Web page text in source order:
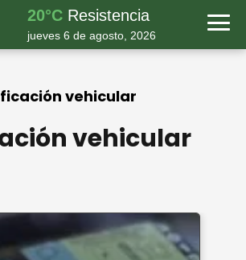
20°C Resistencia
jueves 6 de agosto, 2026
vehicular
vehicular